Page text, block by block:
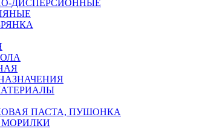
ДИСПЕРСИОННЫЕ
ПАСТА, ПУШОНКА
МОРИЛКИ